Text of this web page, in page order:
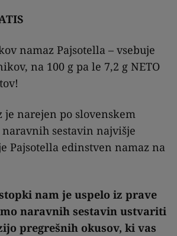
namaz Pajsotella – vsebuje
na 100 g pa le 7,2 g NETO
je narejen po slovenskem
sestavin najvišje
Pajsotella edinstven namaz na
nam je uspelo iz prave
naravnih sestavin ustvariti
pregrešnih okusov, ki vas